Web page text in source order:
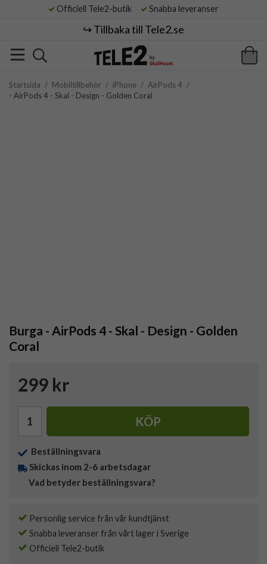
Officiell Tele2-butik Snabba leveranser
↪️ Tillbaka till Tele2.se
Startsida / Mobiltillbehör / iPhone / AirPods 4 /
- AirPods 4 - Skal - Design - Golden Coral
Burga - AirPods 4 - Skal - Design - Golden
Coral
299 kr
KÖP
Beställningsvara
Skickas inom 2-6 arbetsdagar
Vad betyder beställningsvara?
Personlig service från vår kundtjänst
Snabba leveranser från vårt lager i Sverige
Officiell Tele2-butik